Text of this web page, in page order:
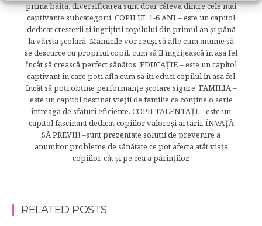
prima băiţă, diversificarea sunt doar câteva dintre cele mai
captivante subcategorii. COPILUL 1-6 ANI – este un capitol
dedicat creşterii şi îngrijirii copilului din primul an şi până
la vârsta şcolară. Mămicile vor reuşi să afle cum anume să
se descurce cu propriul copil, cum să îl îngrijească în aşa fel
încât să crească perfect sănătos. EDUCAŢIE – este un capitol
captivant în care poţi afla cum să îţi educi copilul în aşa fel
încât să poţi obţine performanţe şcolare sigure. FAMILIA –
este un capitol destinat vieţii de familie ce conţine o serie
întreagă de sfaturi eficiente. COPII TALENTAŢI – este un
capitol fascinant dedicat copiilor valoroși ai țării. ÎNVAŢĂ
SĂ PREVII! –sunt prezentate soluţii de prevenire a
anumitor probleme de sănătate ce pot afecta atât viaţa
copiilor, cât şi pe cea a părinţilor.
RELATED POSTS